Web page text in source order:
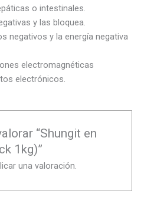
o intestinales.
y las bloquea.
negativos y la energía negativa
electromagnéticas
electrónicos.
“Shungit en
1kg)”
una valoración.